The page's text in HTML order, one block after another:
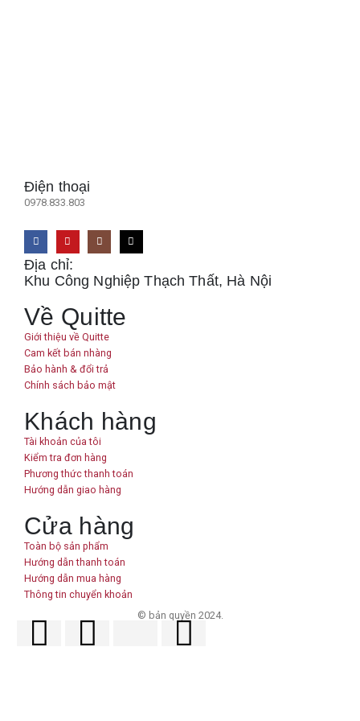
Điện thoại
0978.833.803
Địa chỉ:
Khu Công Nghiệp Thạch Thất, Hà Nội
Về Quitte
Giới thiệu về Quitte
Cam kết bán nhàng
Bảo hành & đổi trả
Chính sách bảo mật
Khách hàng
Tài khoản của tôi
Kiểm tra đơn hàng
Phương thức thanh toán
Hướng dẫn giao hàng
Cửa hàng
Toàn bộ sản phẩm
Hướng dẫn thanh toán
Hướng dẫn mua hàng
Thông tin chuyển khoản
© bản quyền 2024.